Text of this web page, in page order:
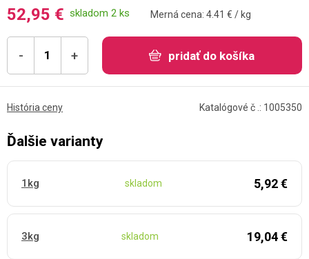
52,95 € skladom 2 ks Merná cena: 4.41 € / kg
- + pridať do košíka
História ceny Katalógové č .: 1005350
Ďalšie varianty
1kg skladom 5,92 €
3kg skladom 19,04 €